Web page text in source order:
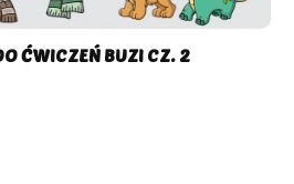
ĆWICZEŃ BUZI CZ. 2